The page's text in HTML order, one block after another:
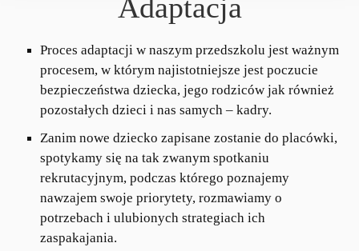
Adaptacja
Proces adaptacji w naszym przedszkolu jest ważnym
procesem, w którym najistotniejsze jest poczucie
bezpieczeństwa dziecka, jego rodziców jak również
pozostałych dzieci i nas samych – kadry.
Zanim nowe dziecko zapisane zostanie do placówki,
spotykamy się na tak zwanym spotkaniu
rekrutacyjnym, podczas którego poznajemy
nawzajem swoje priorytety, rozmawiamy o
potrzebach i ulubionych strategiach ich
zaspakajania.